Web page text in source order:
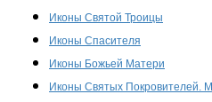
Иконы Святой Троицы
Иконы Спасителя
Иконы Божьей Матери
Иконы Святых Покровителей.